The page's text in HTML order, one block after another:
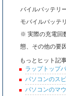
バイルバッテリ
モバイルバッテ
※ 実際の充電回
態、その他の要
もっとヒット記
ラップトップ
パソコンのス
パソコンのマ